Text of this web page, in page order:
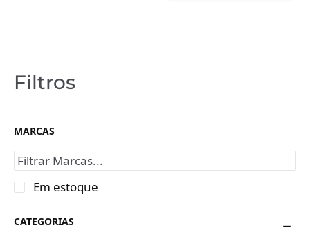
Filtros
MARCAS
Em estoque
CATEGORIAS